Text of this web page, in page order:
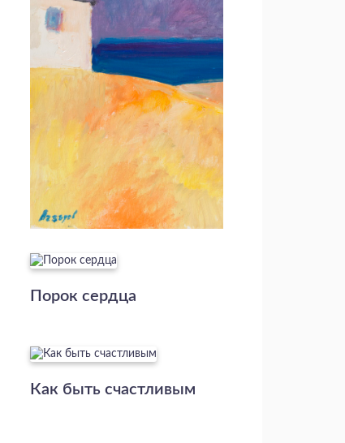
Порок сердца
Как быть счастливым